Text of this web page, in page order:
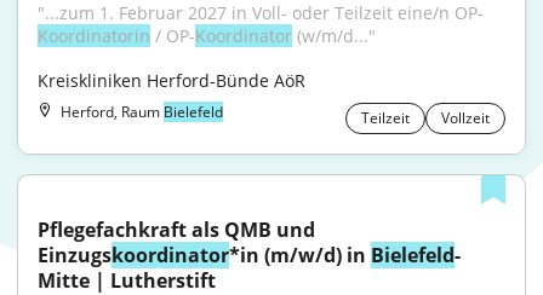
"...zum 1. Februar 2027 in Voll- oder Teilzeit eine/n OP-
Koordinatorin / OP-Koordinator (w/m/d..."
Kreiskliniken Herford-Bünde AöR
Herford, Raum Bielefeld Teilzeit Vollzeit
Pflegefachkraft als QMB und
Einzugskoordinator*in (m/w/d) in Bielefeld-
Mitte | Lutherstift